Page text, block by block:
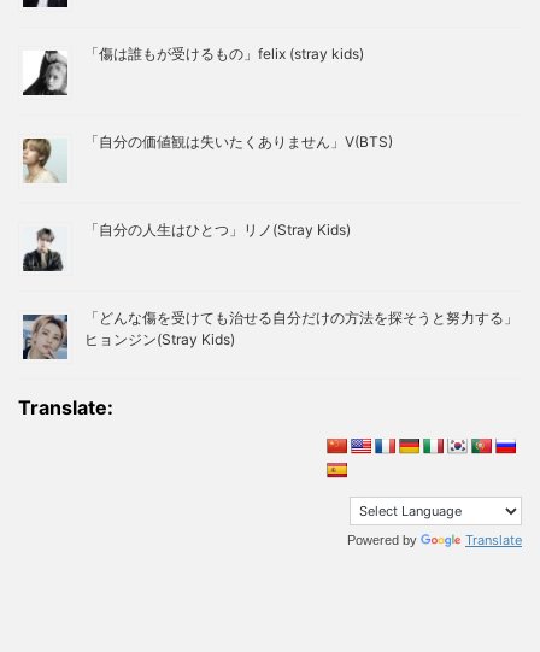
「傷は誰もが受けるもの」felix (stray kids)
「自分の価値観は失いたくありません」V(BTS)
「自分の人生はひとつ」リノ(Stray Kids)
「どんな傷を受けても治せる自分だけの方法を探そうと努力する」
ヒョンジン(Stray Kids)
Translate:
Powered by Translate